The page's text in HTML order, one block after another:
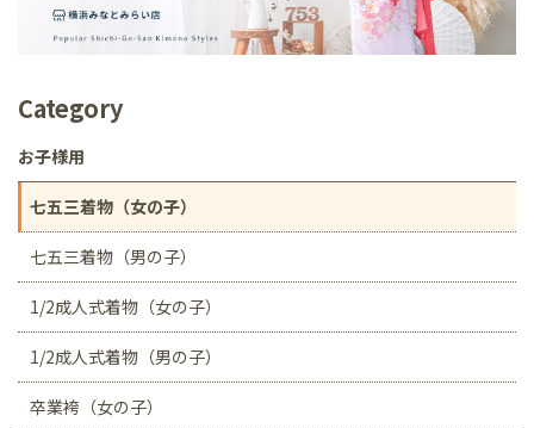
Category
お子様用
七五三着物（女の子）
七五三着物（男の子）
1/2成人式着物（女の子）
1/2成人式着物（男の子）
卒業袴（女の子）